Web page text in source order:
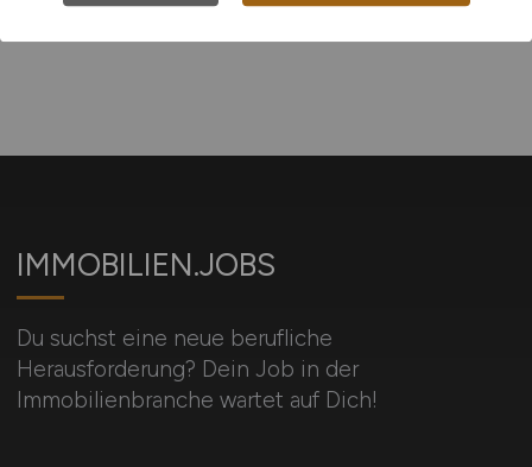
IMMOBILIEN.JOBS
Du suchst eine neue berufliche
Herausforderung? Dein Job in der
Immobilienbranche wartet auf Dich!